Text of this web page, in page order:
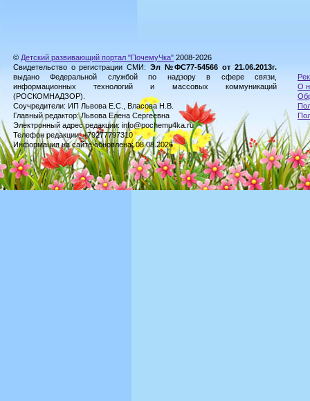
© Детский развивающий портал "ПочемуЧка" 2008-2026
Свидетельство о регистрации СМИ: Эл №ФС77-54566 от 21.06.2013г.
выдано Федеральной службой по надзору в сфере связи,
информационных технологий и массовых коммуникаций
(РОСКОМНАДЗОР).
Соучредители: ИП Львова Е.С., Власова Н.В.
Главный редактор: Львова Елена Сергеевна
Электронный адрес редакции: info@pochemu4ka.ru
Телефон редакции: +79277797310
Информация на сайте обновлена: 08.08.2026
О